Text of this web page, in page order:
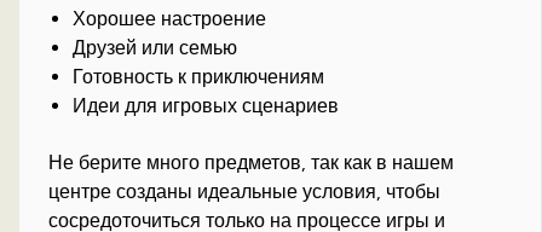
Хорошее настроение
Друзей или семью
Готовность к приключениям
Идеи для игровых сценариев
Не берите много предметов, так как в нашем
центре созданы идеальные условия, чтобы
сосредоточиться только на процессе игры и